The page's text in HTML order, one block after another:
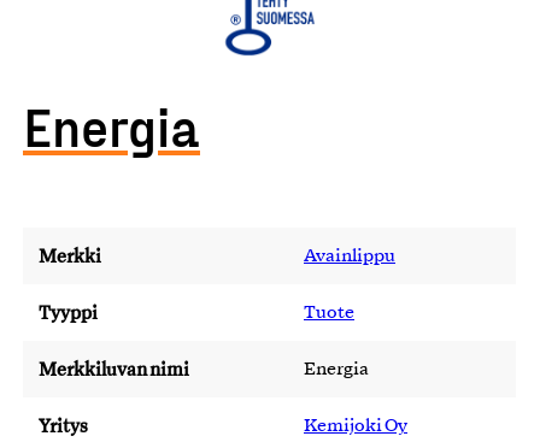
Energia
Merkki Avainlippu
Tyyppi Tuote
Merkkiluvan nimi Energia
Yritys Kemijoki Oy